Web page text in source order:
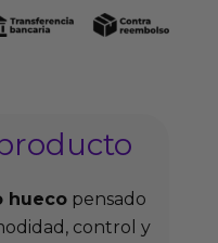
hueco pensado
control y